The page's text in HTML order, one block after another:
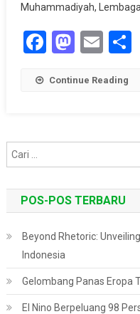
Muhammadiyah,
Facebook
Continue Reading
POS-POS TERBARU
Beyond Rhetoric:
Indonesia
Gelombang Panas Eropa
El Nino Berpeluang 98